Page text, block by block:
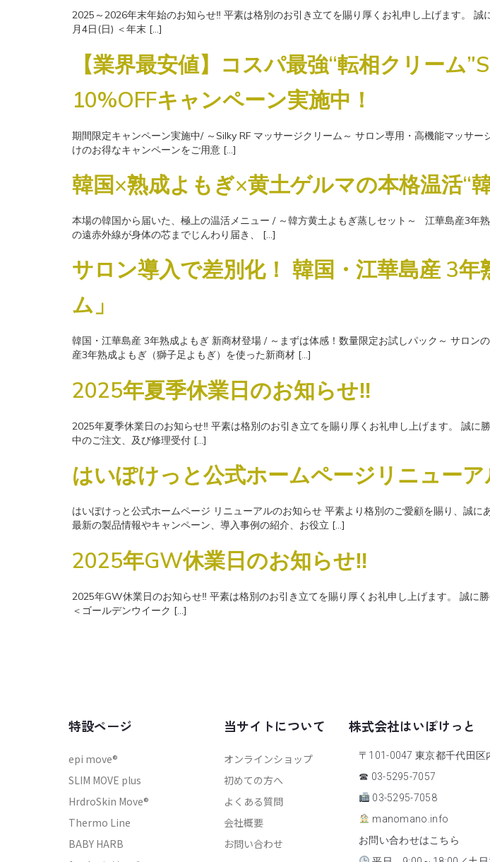
2025～2026年末年始のお知らせ‼ 平素は格別のお引き立てを賜り厚くお礼申し上げます。
月4日(日) ＜年末 […]
【業界最安値】コスパ最強“転相クリーム
10%OFFキャンペーン実施中！
期間限定キャンペーン実施中/ ～Silky RF マッサージクリーム～ サロン専用・高機能マッサ
けのお得なキャンペーンをご用意 […]
韓国×熟成よもぎ×黄土ゲルマの本格温活“
本場の韓国から届いた、極上の温活メニュー / ～韓方黄土よもぎ蒸しセット～ 江華島産3年
の遠赤外線が身体の芯までじんわり届き、 […]
サロン導入で差別化！ 韓国・江華島産 3
ム」
韓国・江華島産 3年熟成よもぎ 新商材登場 / ～まずは体感！数量限定お試しパック～ サロ
産3年熟成よもぎ（獅子足よもぎ）を使った新商材 […]
2025年夏季休業日のお知らせ‼
2025年夏季休業日のお知らせ‼ 平素は格別のお引き立てを賜り厚くお礼申し上げます。 誠
中のご注文、及び修理受付 […]
はいぽけっと公式ホームページリニュー
はいぽけっと公式ホームページ リニューアルのお知らせ 平素より格別のご愛顧を賜り、誠
最新の製品情報やキャンペーン、導入事例の紹介、お役立 […]
2025年GW休業日のお知らせ‼
2025年GW休業日のお知らせ‼ 平素は格別のお引き立てを賜り厚くお礼申し上げます。 誠
＜ゴールデンウイーク […]
特設ページ
epi move®
SLIM MOVE plus
HrdroSkin Move®
Thermo Line
BABY HARB
当サイトについて
オンラインショップ
初めての方へ
よくある質問
会社概要
お問い合わせ
株式会社はいぽけっと
〒101-0047 東京都千代田区
☎ 03-5295-7057
03-5295-7058
manomano.info
お問い合わせはこちら